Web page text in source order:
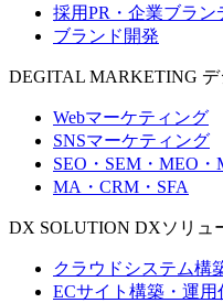
採用PR・企業ブラン
ブランド開発
DEGITAL MARKETING
Webマーケティング
SNSマーケティング
SEO・SEM・MEO・
MA・CRM・SFA
DX SOLUTION DXソリュ
クラウドシステム構
ECサイト構築・運用